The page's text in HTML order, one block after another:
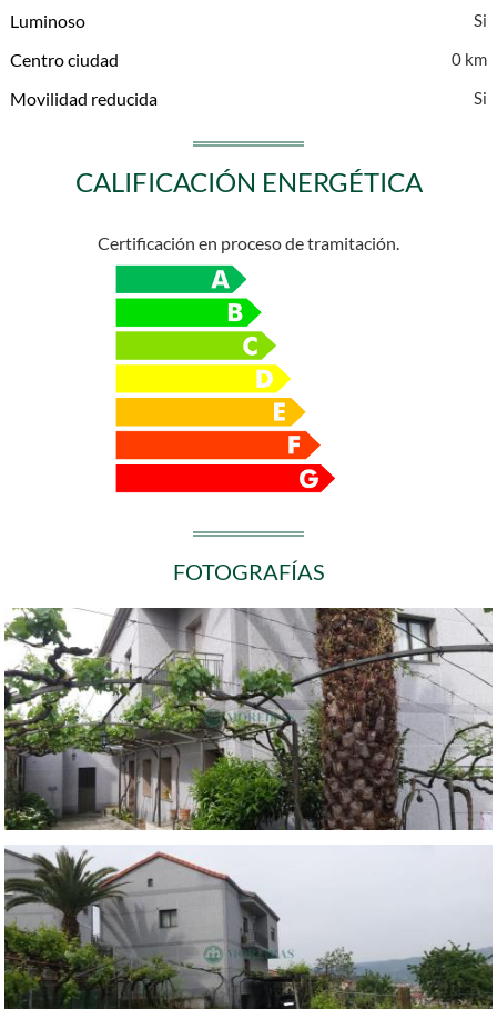
Luminoso
Centro ciudad
0 km
Movilidad reducida
CALIFICACIÓN ENERGÉTICA
Certificación en proceso de tramitación.
FOTOGRAFÍAS